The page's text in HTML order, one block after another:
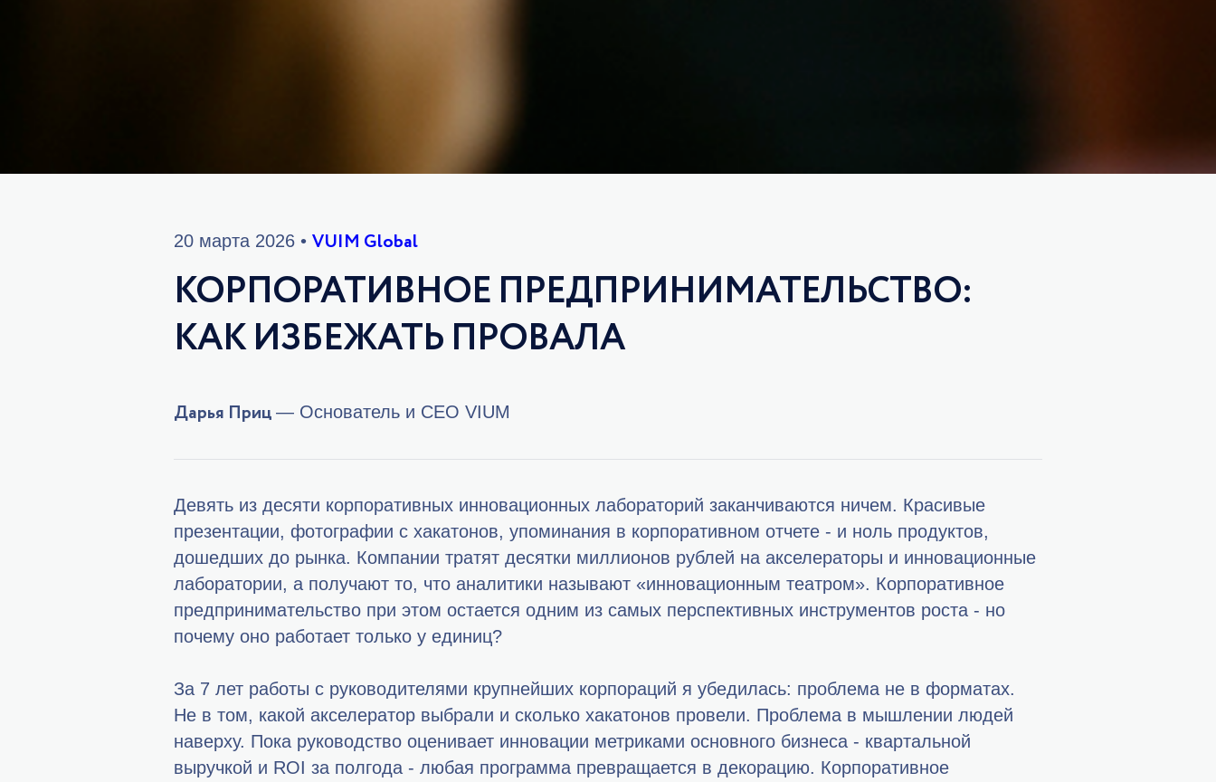
20 марта 2026 • VUIM Global
КОРПОРАТИВНОЕ ПРЕДПРИНИМАТЕЛЬСТВО:
КАК ИЗБЕЖАТЬ ПРОВАЛА
Дарья Приц — Основатель и CEO VIUM
Девять из десяти корпоративных инновационных лабораторий заканчиваются ничем. Красивые
презентации, фотографии с хакатонов, упоминания в корпоративном отчете - и ноль продуктов,
дошедших до рынка. Компании тратят десятки миллионов рублей на акселераторы и инновационные
лаборатории, а получают то, что аналитики называют «инновационным театром». Корпоративное
предпринимательство при этом остается одним из самых перспективных инструментов роста - но
почему оно работает только у единиц?
За 7 лет работы с руководителями крупнейших корпораций я убедилась: проблема не в форматах.
Не в том, какой акселератор выбрали и сколько хакатонов провели. Проблема в мышлении людей
наверху. Пока руководство оценивает инновации метриками основного бизнеса - квартальной
выручкой и ROI за полгода - любая программа превращается в декорацию. Корпоративное